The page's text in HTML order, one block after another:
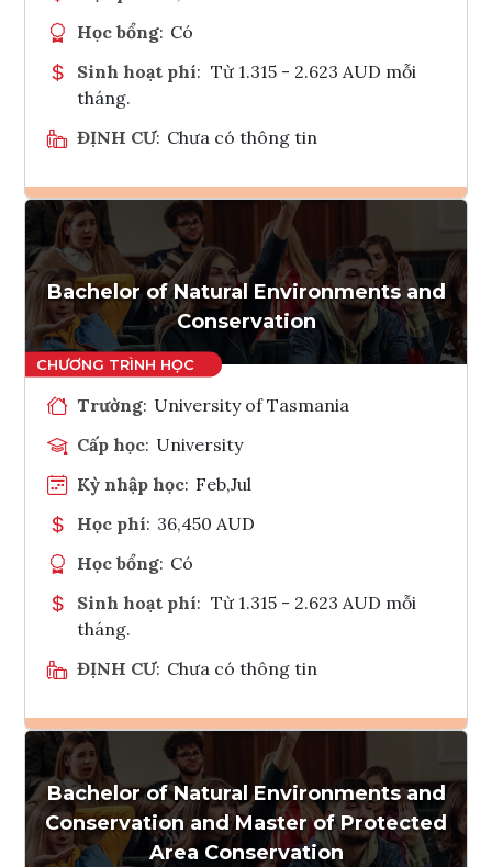
Học bổng: Có
Sinh hoạt phí: Từ 1.315 - 2.623 AUD mỗi
tháng.
ĐỊNH CƯ: Chưa có thông tin
Ghi danh
Tham vấn Interlink
Bachelor of Natural Environments and
Conservation
Trường: University of Tasmania
Cấp học: University
Kỳ nhập học: Feb,Jul
Học phí: 36,450 AUD
Học bổng: Có
Sinh hoạt phí: Từ 1.315 - 2.623 AUD mỗi
tháng.
ĐỊNH CƯ: Chưa có thông tin
Ghi danh
Tham vấn Interlink
Bachelor of Natural Environments and
Conservation and Master of Protected
Area Conservation